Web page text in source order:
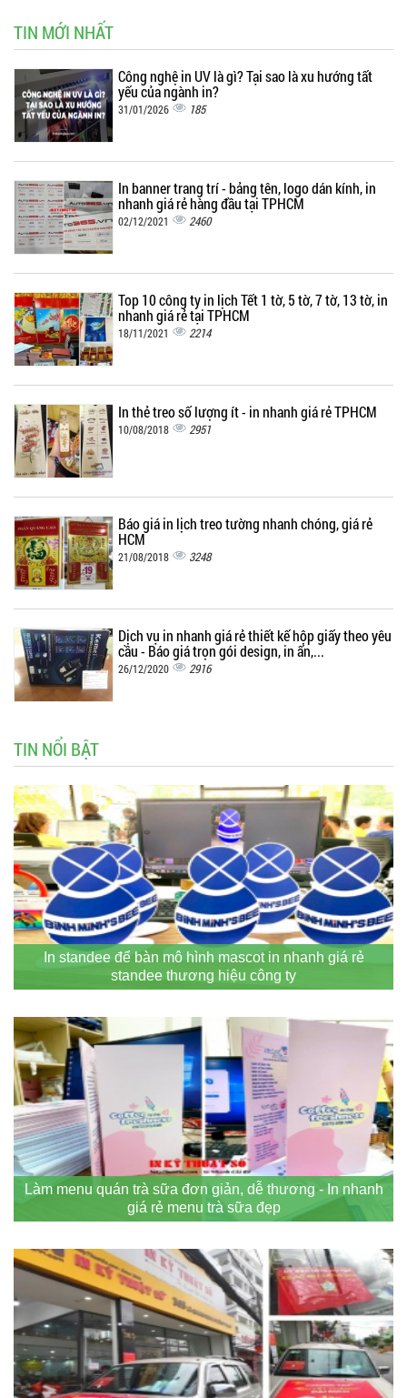
TIN MỚI NHẤT
Công nghệ in UV là gì? Tại sao là xu hướng tất
yếu của ngành in?
31/01/2026 185
In banner trang trí - bảng tên, logo dán kính, in
nhanh giá rẻ hàng đầu tại TPHCM
02/12/2021 2460
Top 10 công ty in lịch Tết 1 tờ, 5 tờ, 7 tờ, 13 tờ, in
nhanh giá rẻ tại TPHCM
18/11/2021 2214
In thẻ treo số lượng ít - in nhanh giá rẻ TPHCM
10/08/2018 2951
Báo giá in lịch treo tường nhanh chóng, giá rẻ
HCM
21/08/2018 3248
Dịch vụ in nhanh giá rẻ thiết kế hộp giấy theo yêu
cầu - Báo giá trọn gói design, in ấn,...
26/12/2020 2916
TIN NỔI BẬT
In standee để bàn mô hình mascot in nhanh giá rẻ
standee thương hiệu công ty
Làm menu quán trà sữa đơn giản, dễ thương - In nhanh
giá rẻ menu trà sữa đẹp